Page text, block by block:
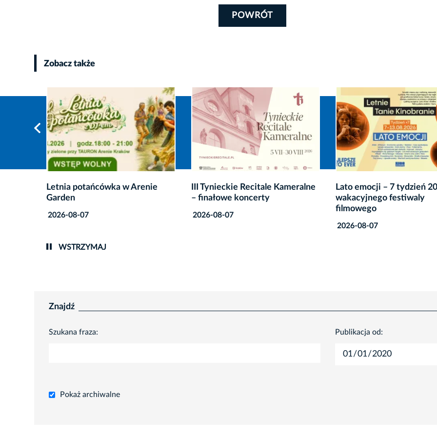
POWRÓT
Zobacz także
III Tynieckie Recitale Kameralne
– finałowe koncerty
2026-08-07
Lato emocji – 7 tydzień 20.
wakacyjnego festiwaly
SILENCE Music Festival
do Krakowa
2026-08-07
WSTRZYMAJ
Znajdź
Szukana fraza: Publikacja od:
Pokaż archiwalne